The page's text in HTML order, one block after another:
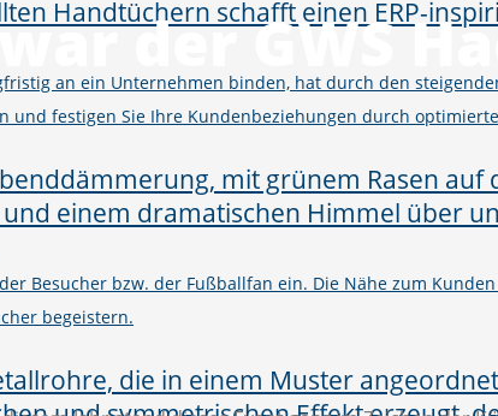
an ein Unternehmen binden, hat durch den
und festigen Sie Ihre Kundenbeziehungen durch
Besucher bzw. der Fußballfan ein. Die Nähe zum
begeistern.
der GWS